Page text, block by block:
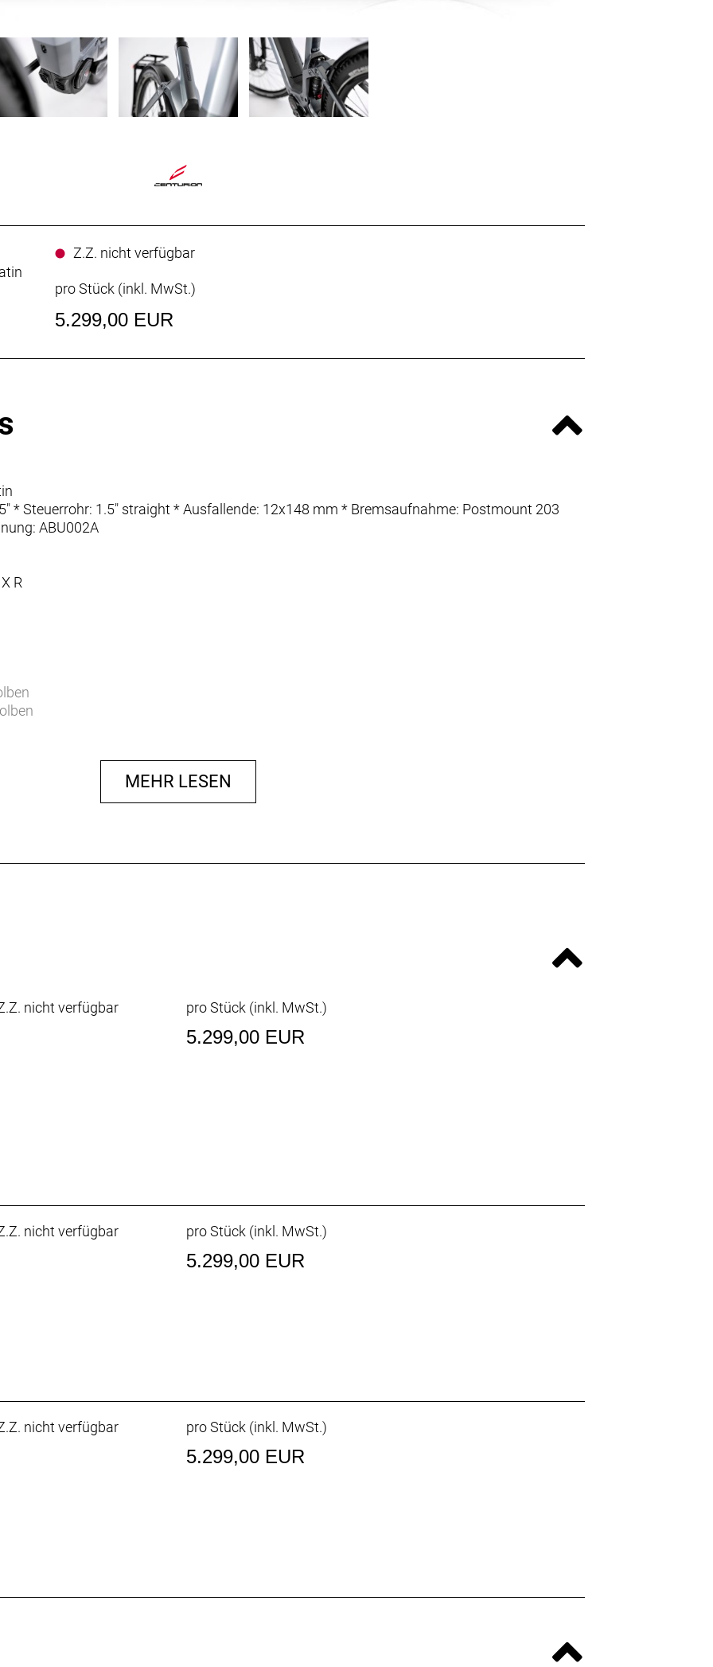
Z.Z. nicht verfügbar
pro Stück (inkl. MwSt.)
5.299,00 EUR
* Steuerrohr: 1.5" straight * Ausfallende: 12x148 mm * Bremsaufnahme: Postmount 203
ABU002A
R
AICR
STCL-002
Remote
4 Ampere
MEHR LESEN
nicht verfügbar pro Stück (inkl. MwSt.)
5.299,00 EUR
nicht verfügbar pro Stück (inkl. MwSt.)
5.299,00 EUR
nicht verfügbar pro Stück (inkl. MwSt.)
5.299,00 EUR